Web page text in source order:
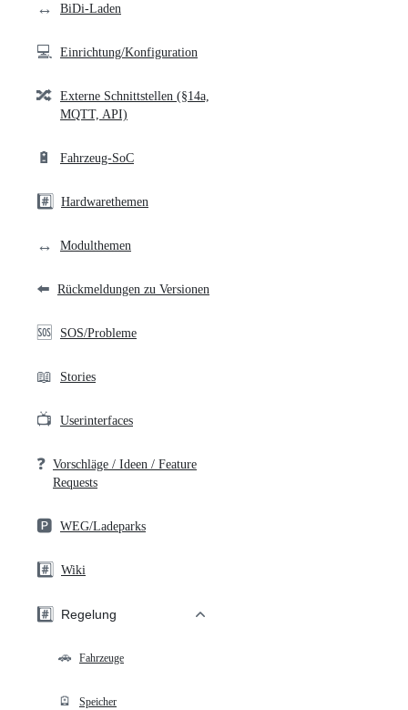
↔️ BiDi-Laden
💻 Einrichtung/Konfiguration
🔀 Externe Schnittstellen (§14a,
MQTT, API)
🔋 Fahrzeug-SoC
#️⃣ Hardwarethemen
↔️ Modulthemen
⬅️ Rückmeldungen zu Versionen
🆘 SOS/Probleme
📖 Stories
📺 Userinterfaces
❓ Vorschläge / Ideen / Feature
Requests
🅿️ WEG/Ladeparks
#️⃣ Wiki
#️⃣ Regelung
🚗 Fahrzeuge
🪫 Speicher